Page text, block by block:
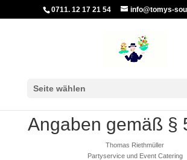
0711. 12 17 21 54 info@tomys-
Seite wählen
Angaben gemäß §
Thomas Riethmüller
Partyservice und Event Catering